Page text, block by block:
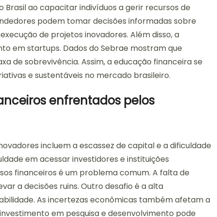
ao capacitar indivíduos a gerir recursos de
podem tomar decisões informadas sobre
de projetos inovadores. Além disso, a
em startups. Dados do Sebrae mostram que
de sobrevivência. Assim, a educação financeira se
e sustentáveis no mercado brasileiro.
enfrentados pelos
incluem a escassez de capital e a dificuldade
em acessar investidores e instituições
financeiros é um problema comum. A falta de
a decisões ruins. Outro desafio é a alta
As incertezas econômicas também afetam a
em pesquisa e desenvolvimento pode